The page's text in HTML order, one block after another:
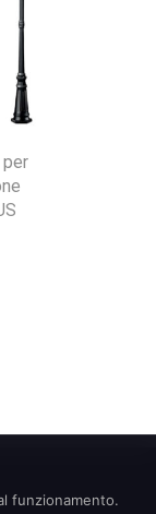
funzionamento.